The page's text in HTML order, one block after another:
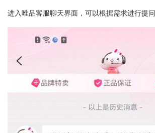
进入唯品客服聊天界面，可以根据需求进行提问